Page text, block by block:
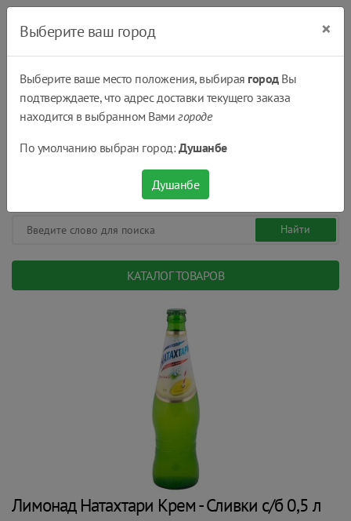
КАТАЛОГ ТОВАРОВ
Лимонад Натахтари Крем - Сливки с/б 0,5 л
Выберите ваш город ×
Выберите ваше место положения, выбирая городВы
подтверждаете, что адрес доставки текущего заказа
находится в выбранном Вамигороде
По умолчанию выбран город:Душанбе
Душанбе